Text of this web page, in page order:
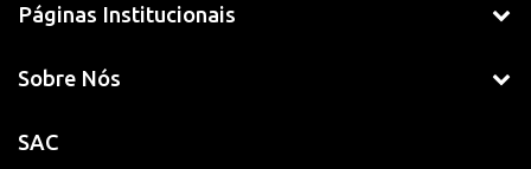
Páginas Institucionais
Sobre Nós
SAC